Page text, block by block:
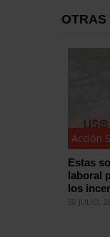
OTRAS
Acción
Estas
laboral
los
30 JULIO,